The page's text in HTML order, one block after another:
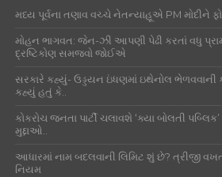
મધ્ય પૂર્વના તણાવ વચ્ચે નેતન્યાહૂએ PM મોદીને
મોહન ભાગવત: જેન-ઝી આપણી પેઢી કરતાં વધુ
દ્રષ્ટિકોણ સમજવો જોઈએ
સરકારે કહ્યું- ઉડ્ડયન ઇંધણમાં ઇથેનોલ ભેળવવાની
કહ્યું હતું કે..
કોકરોચ જનતા પાર્ટી ચલાવશે ‘ક્યા બોલતી
મુદ્દાઓ..
આધારમાં નામ બદલવાની લિમિટ શું છે? ત્રીજી
નિયમ